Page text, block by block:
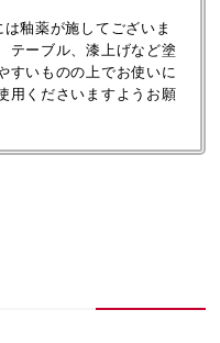
釉薬が施してございま
テーブル、漆上げなど塗
すいものの上でお使いに
用くださいますようお願